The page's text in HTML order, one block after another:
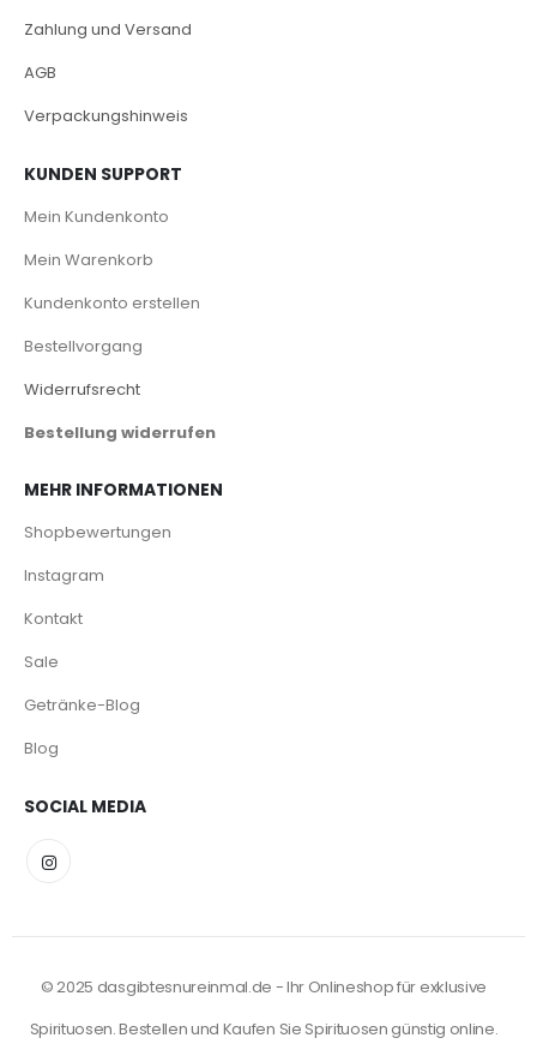
Zahlung und Versand
AGB
Verpackungshinweis
KUNDEN SUPPORT
Mein Kundenkonto
Mein Warenkorb
Kundenkonto erstellen
Bestellvorgang
Widerrufsrecht
Bestellung widerrufen
MEHR INFORMATIONEN
Shopbewertungen
Instagram
Kontakt
Sale
Getränke-Blog
Blog
SOCIAL MEDIA
© 2025 dasgibtesnureinmal.de - Ihr Onlineshop für exklusive
Spirituosen. Bestellen und Kaufen Sie Spirituosen günstig online.